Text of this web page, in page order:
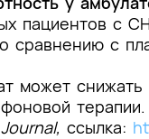
пациентов с
сравнению с
может
терапии.
, cсылка: